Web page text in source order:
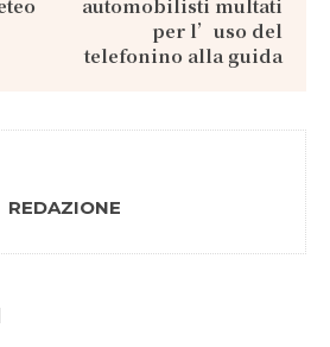
automobilisti multati
per l’uso del
telefonino alla guida
REDAZIONE